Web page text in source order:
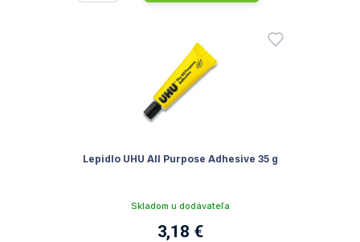
Lepidlo UHU All Purpose Adhesive 35 g
Skladom u dodávateľa
3,18 €